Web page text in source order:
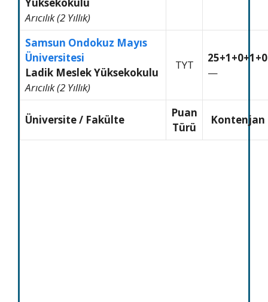
Arıcılık (2 Yıllık)
Samsun Ondokuz Mayıs
Üniversitesi
Ladik Meslek Yüksekokulu
Arıcılık (2 Yıllık)
TYT
25+1+0+1+0
—
Üniversite / Fakülte
Puan
Türü
Kontenjan